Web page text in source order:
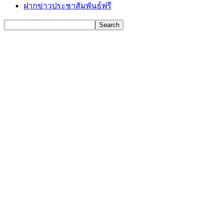
ฝากข่าวประชาสัมพันธ์ฟรี